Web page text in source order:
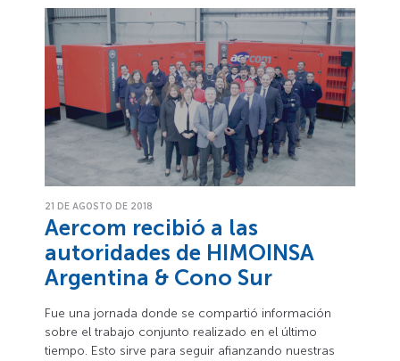
21 DE AGOSTO DE 2018
Aercom recibió a las
autoridades de HIMOINSA
Argentina & Cono Sur
Fue una jornada donde se compartió información
sobre el trabajo conjunto realizado en el último
tiempo. Esto sirve para seguir afianzando nuestras